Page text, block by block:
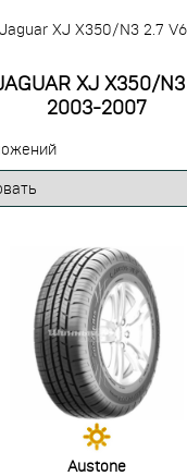
Jaguar XJ X350/N3 2.7
XJ X350/N3
2003-2007
Austone